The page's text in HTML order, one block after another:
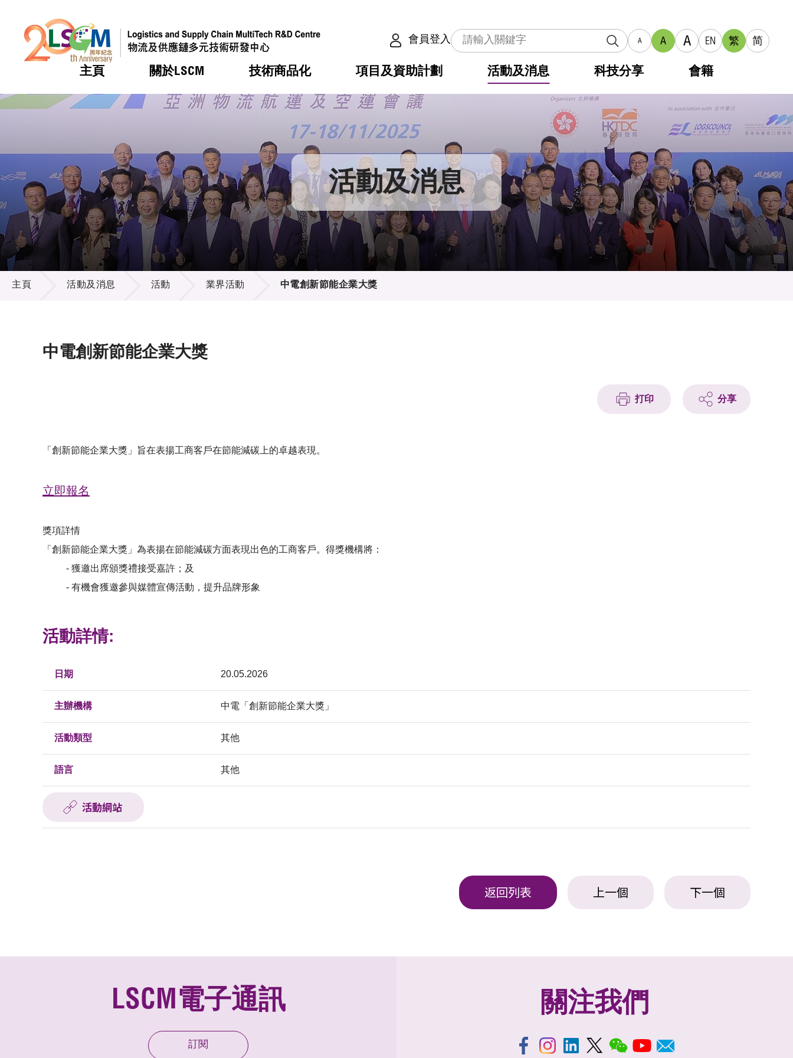
會員登入 A A A EN 繁 简
主頁 關於LSCM
熱門 機構簡介
組織架構
組織架構
董事局
研究顧問
招標通告
技術商品化
熱門 服務
可獲授權之技術
應用於公共服務之創新技術
重點項目
項目及資助計劃
熱門 合作計劃
資助計劃
資助計劃
稅務優惠
申請
評審
徵求研發項目計劃書
項目資料庫
活動及消息
熱門 活動
獎項
新聞中心
媒體報導
新聞稿
資訊中心
多媒體
出版刊物
科技分享 會籍
熱門 會籍及服務
會員列表
會員登入 活動及消息
活動及消息
主頁 活動及消息 活動 業界活動 中電創新節能企業大獎
中電創新節能企業大獎
打印 分享
「創新節能企業大獎」旨在表揚工商客戶在節能減碳上的卓越表現。
立即報名
獎項詳情
「創新節能企業大獎」為表揚在節能減碳方面表現出色的工商客戶。得獎機構將：
- 獲邀出席頒獎禮接受嘉許；及
- 有機會獲邀參與媒體宣傳活動，提升品牌形象
活動詳情:
日期 20.05.2026
主辦機構 中電「創新節能企業大獎」
活動類型 其他
語言 其他
活動網站
返回列表 上一個 下一個
LSCM電子通訊
訂閱
關注我們